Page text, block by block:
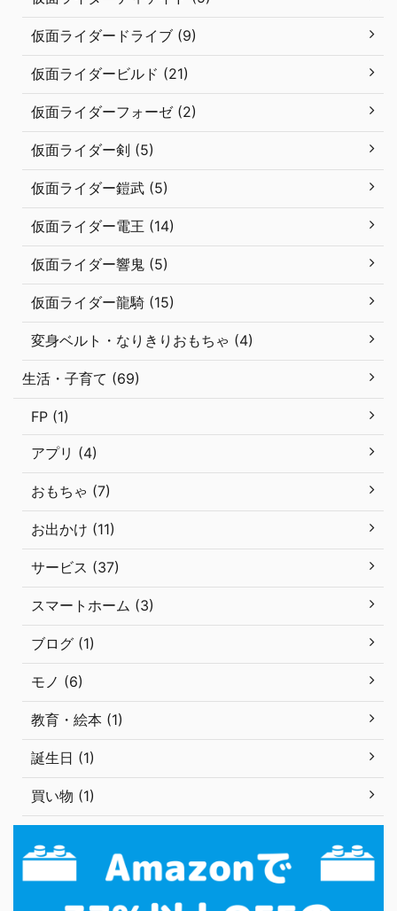
仮面ライダードライブ (9)
仮面ライダービルド (21)
仮面ライダーフォーゼ (2)
仮面ライダー剣 (5)
仮面ライダー鎧武 (5)
仮面ライダー電王 (14)
仮面ライダー響鬼 (5)
仮面ライダー龍騎 (15)
変身ベルト・なりきりおもちゃ (4)
生活・子育て (69)
FP (1)
アプリ (4)
おもちゃ (7)
お出かけ (11)
サービス (37)
スマートホーム (3)
ブログ (1)
モノ (6)
教育・絵本 (1)
誕生日 (1)
買い物 (1)